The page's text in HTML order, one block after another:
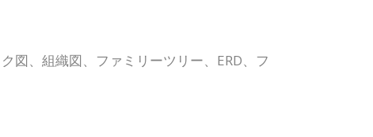
図、組織図、ファミリーツリー、ERD、フ